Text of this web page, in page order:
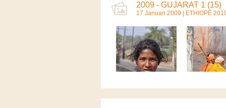
2009 - GUJARAT 1 (15)
17 Januari 2009 | ETHIOPË